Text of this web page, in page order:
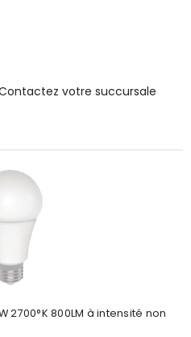
votre succursale
2700°K 800LM à intensité non